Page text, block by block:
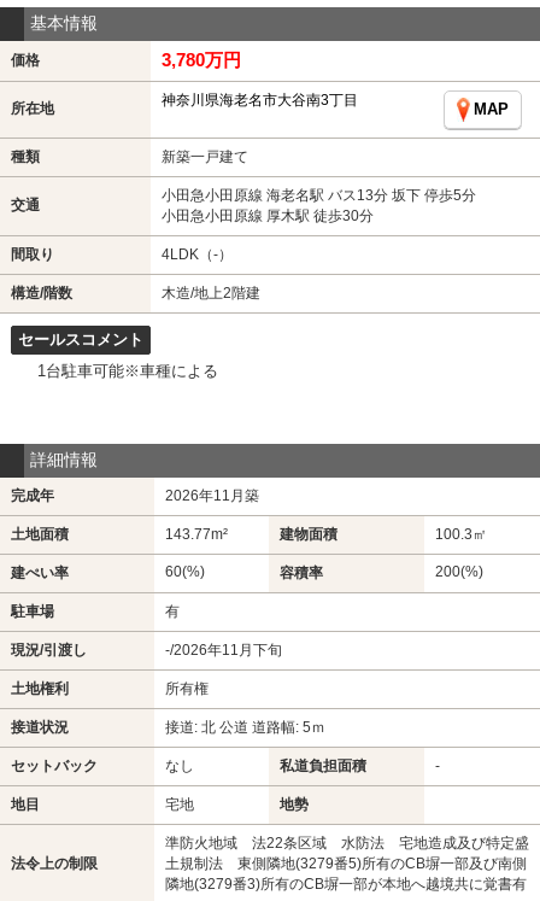
基本情報
価格 3,780万円
所在地 神奈川県海老名市大谷南3丁目
MAP
種類 新築一戸建て
交通
小田急小田原線 海老名駅 バス13分 坂下 停歩5分
小田急小田原線 厚木駅 徒歩30分
間取り 4LDK（-）
構造/階数 木造/地上2階建
セールスコメント
1台駐車可能※車種による
詳細情報
完成年 2026年11月築
土地面積 143.77m² 建物面積 100.3㎡
建ぺい率 60(%) 容積率 200(%)
駐車場 有
現況/引渡し -/2026年11月下旬
土地権利 所有権
接道状況 接道: 北 公道 道路幅: 5ｍ
セットバック なし 私道負担面積 -
地目 宅地 地勢
法令上の制限
準防火地域 法22条区域 水防法 宅地造成及び特定盛
土規制法 東側隣地(3279番5)所有のCB塀一部及び南側
隣地(3279番3)所有のCB塀一部が本地へ越境共に覚書有